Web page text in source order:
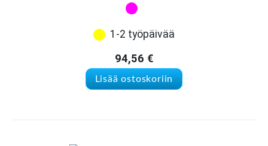
1-2 työpäivää
94,56 €
Lisää ostoskoriin